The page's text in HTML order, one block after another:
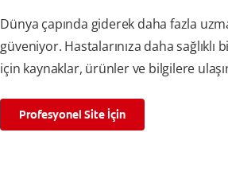
Dünya çapında giderek daha fazla
güveniyor. Hastalarınıza daha sağlıklı
için kaynaklar, ürünler ve bilgilere
Profesyonel Site İçin